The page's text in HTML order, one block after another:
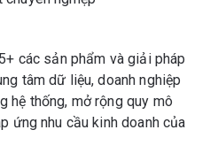
các sản phẩm và giải pháp
tâm dữ liệu, doanh nghiệp
hệ thống, mở rộng quy mô
ứng nhu cầu kinh doanh của